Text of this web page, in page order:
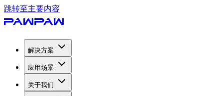
跳转至主要内容
解决方案
应用场景
关于我们